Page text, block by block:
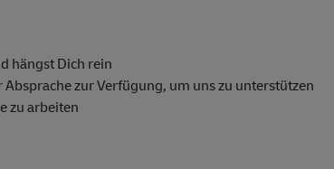
hängst Dich rein
zur Verfügung, um uns zu unterstützen
zu arbeiten